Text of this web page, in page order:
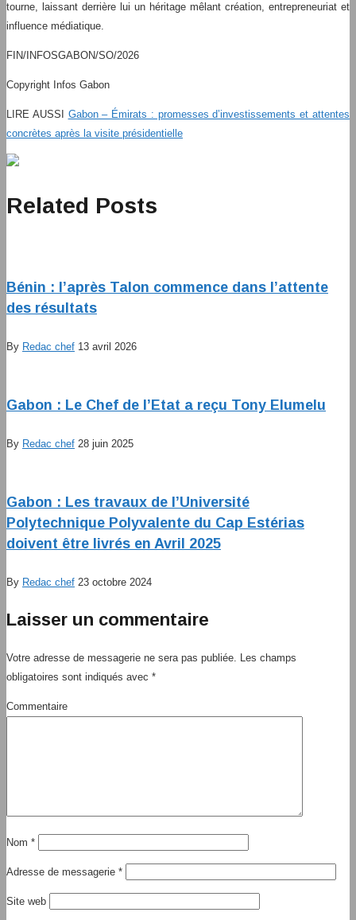
tourne, laissant derrière lui un héritage mêlant création, entrepreneuriat et
influence médiatique.
FIN/INFOSGABON/SO/2026
Copyright Infos Gabon
LIRE AUSSI Gabon – Émirats : promesses d’investissements et attentes
concrètes après la visite présidentielle
Related Posts
Bénin : l’après Talon commence dans l’attente
des résultats
By Redac chef 13 avril 2026
Gabon : Le Chef de l’Etat a reçu Tony Elumelu
By Redac chef 28 juin 2025
Gabon : Les travaux de l’Université
Polytechnique Polyvalente du Cap Estérias
doivent être livrés en Avril 2025
By Redac chef 23 octobre 2024
Laisser un commentaire
Votre adresse de messagerie ne sera pas publiée. Les champs
obligatoires sont indiqués avec *
Commentaire
Nom *
Adresse de messagerie *
Site web